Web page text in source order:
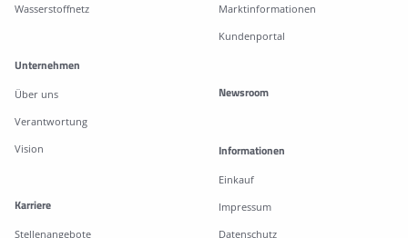
Wasserstoffnetz
Marktinformationen
Kundenportal
Unternehmen
Über uns
Verantwortung
Vision
Karriere
Stellenangebote
Newsroom
Informationen
Einkauf
Impressum
Datenschutz